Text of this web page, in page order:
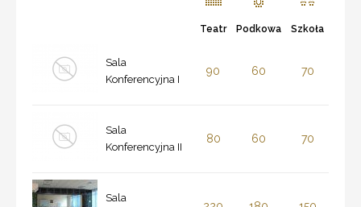
Teatr Podkowa Szkoła
Sala
Konferencyjna I
90 60 70
Sala
Konferencyjna II
80 60 70
Sala